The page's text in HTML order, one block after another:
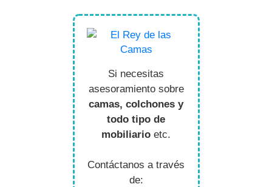
Si necesitas
asesoramiento sobre
camas, colchones y
todo tipo de
mobiliario etc.
Contáctanos a través
de: